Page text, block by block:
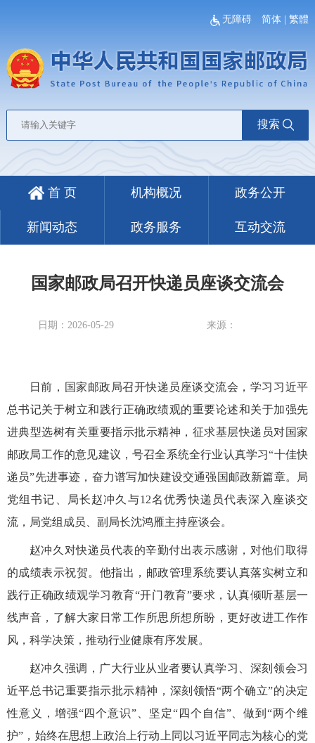
无障碍 简体 |繁體
搜索
首 页 机构概况 政务公开
新闻动态 政务服务 互动交流
国家邮政局召开快递员座谈交流会
日期：2026-05-29 来源：
日前，国家邮政局召开快递员座谈交流会，学习习近平
总书记关于树立和践行正确政绩观的重要论述和关于加强先
进典型选树有关重要指示批示精神，征求基层快递员对国家
邮政局工作的意见建议，号召全系统全行业认真学习“十佳快
递员”先进事迹，奋力谱写加快建设交通强国邮政新篇章。局
党组书记、局长赵冲久与12名优秀快递员代表深入座谈交
流，局党组成员、副局长沈鸿雁主持座谈会。
赵冲久对快递员代表的辛勤付出表示感谢，对他们取得
的成绩表示祝贺。他指出，邮政管理系统要认真落实树立和
践行正确政绩观学习教育“开门教育”要求，认真倾听基层一
线声音，了解大家日常工作所思所想所盼，更好改进工作作
风，科学决策，推动行业健康有序发展。
赵冲久强调，广大行业从业者要认真学习、深刻领会习
近平总书记重要指示批示精神，深刻领悟“两个确立”的决定
性意义，增强“四个意识”、坚定“四个自信”、做到“两个维
护”，始终在思想上政治上行动上同以习近平同志为核心的党